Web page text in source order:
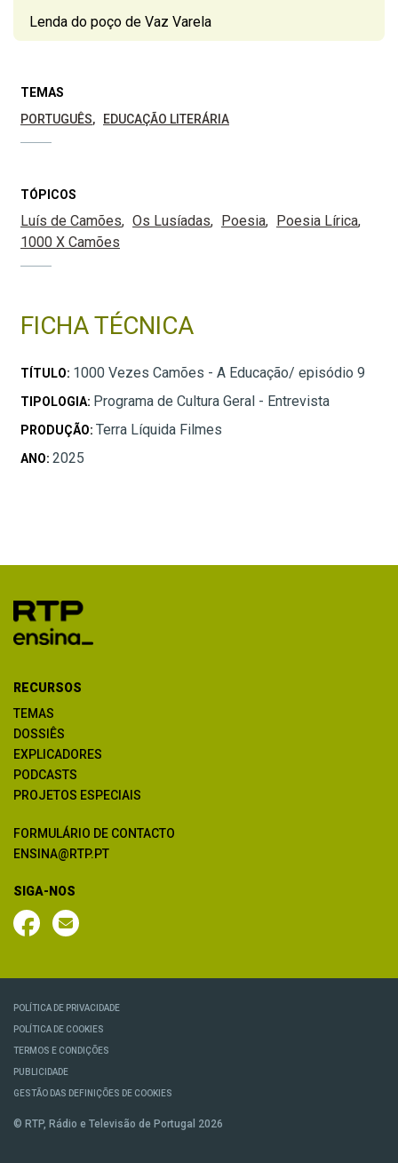
Lenda do poço de Vaz Varela
TEMAS
PORTUGUÊS
EDUCAÇÃO LITERÁRIA
TÓPICOS
Luís de Camões Os Lusíadas Poesia
Poesia Lírica
1000 X Camões
FICHA TÉCNICA
TÍTULO: 1000 Vezes Camões - A Educação/ episódio 9
TIPOLOGIA: Programa de Cultura Geral - Entrevista
PRODUÇÃO: Terra Líquida Filmes
ANO: 2025
RECURSOS
TEMAS
DOSSIÊS
EXPLICADORES
PODCASTS
PROJETOS ESPECIAIS
FORMULÁRIO DE CONTACTO
ENSINA@RTP.PT
SIGA-NOS
POLÍTICA DE PRIVACIDADE
POLÍTICA DE COOKIES
TERMOS E CONDIÇÕES
PUBLICIDADE
GESTÃO DAS DEFINIÇÕES DE COOKIES
© RTP, Rádio e Televisão de Portugal 2026